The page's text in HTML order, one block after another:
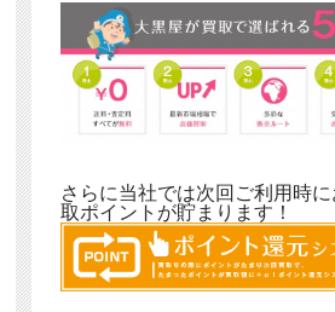
さらに当社では次回ご利用時
取ポイントが貯まります！